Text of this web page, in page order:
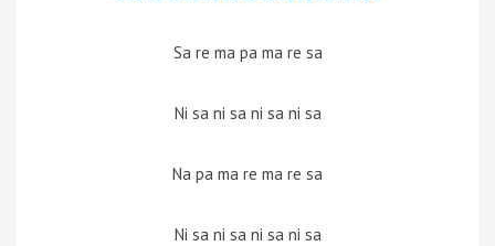
Sa re ma pa ma re sa
Ni sa ni sa ni sa ni sa
Na pa ma re ma re sa
Ni sa ni sa ni sa ni sa